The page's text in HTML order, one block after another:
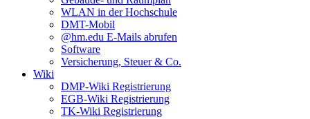
WLAN in der Hochschule
DMT-Mobil
@hm.edu E-Mails abrufen
Software
Versicherung, Steuer & Co.
Wiki
DMP-Wiki Registrierung
EGB-Wiki Registrierung
TK-Wiki Registrierung